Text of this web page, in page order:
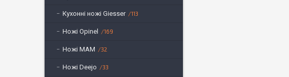
Кухонні ножі Giesser 113
Ножі Opinel 169
Ножі MAM 32
Ножі Deejo 33